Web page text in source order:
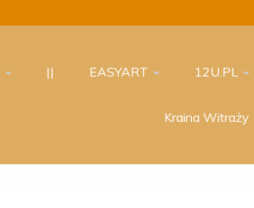
|| EASYART 12U.PL
Kraina Witraży